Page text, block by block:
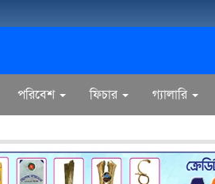
পরিবেশ ফিচার গ্যালারি